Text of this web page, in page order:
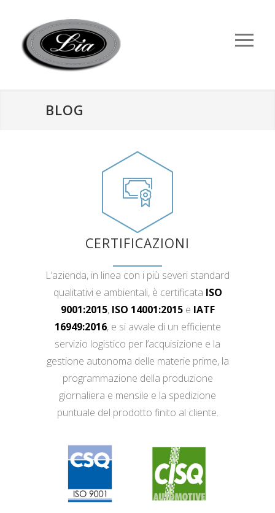
BLOG
CERTIFICAZIONI
L’azienda, in linea con i più severi standard
qualitativi e ambientali, è certificata ISO
9001:2015, ISO 14001:2015e IATF
16949:2016, e si avvale di un efficiente
servizio logistico per l’acquisizione e la
gestione autonoma delle materie prime, la
programmazione della produzione
giornaliera e mensile e la spedizione
puntuale del prodotto finito al cliente.